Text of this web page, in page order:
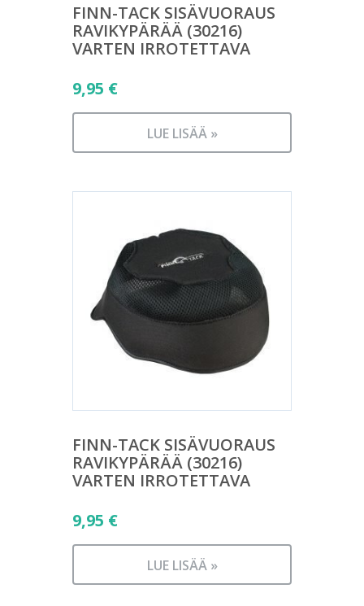
FINN-TACK SISÄVUORAUS
RAVIKYPÄRÄÄ (30216)
VARTEN IRROTETTAVA
9,95 €
LUE LISÄÄ »
FINN-TACK SISÄVUORAUS
RAVIKYPÄRÄÄ (30216)
VARTEN IRROTETTAVA
9,95 €
LUE LISÄÄ »